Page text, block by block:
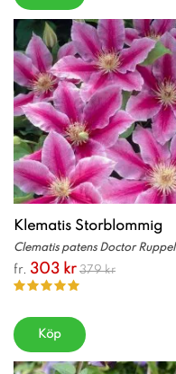
Klematis Storblommig
Clematis patens Doctor Ruppel
fr. 303 kr 379 kr
Köp